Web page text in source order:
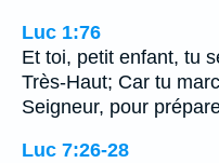
Luc 1:76
Et toi, petit enfant, tu
Très-Haut; Car tu
Seigneur, pour
Luc 7:26-28